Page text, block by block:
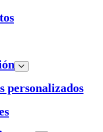
personalizados